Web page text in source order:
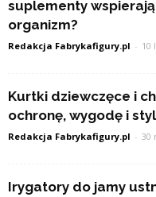
suplementy
organizm?
Redakcja Fabrykafigury.pl - 10
Kurtki dziewczęce i
ochronę, wygodę i
Redakcja Fabrykafigury.pl - 30
Irygatory do jamy